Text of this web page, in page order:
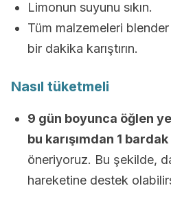
Limonun suyunu sıkın.
Tüm malzemeleri
bir dakika karıştırın.
Nasıl tüketmeli
9 gün boyunca öğlen
bu karışımdan 1 bardak
öneriyoruz. Bu şekilde,
hareketine destek